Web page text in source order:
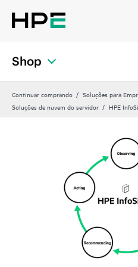
Shop
Continuar comprando Soluções para
Soluções de nuvem do servidor
HPE